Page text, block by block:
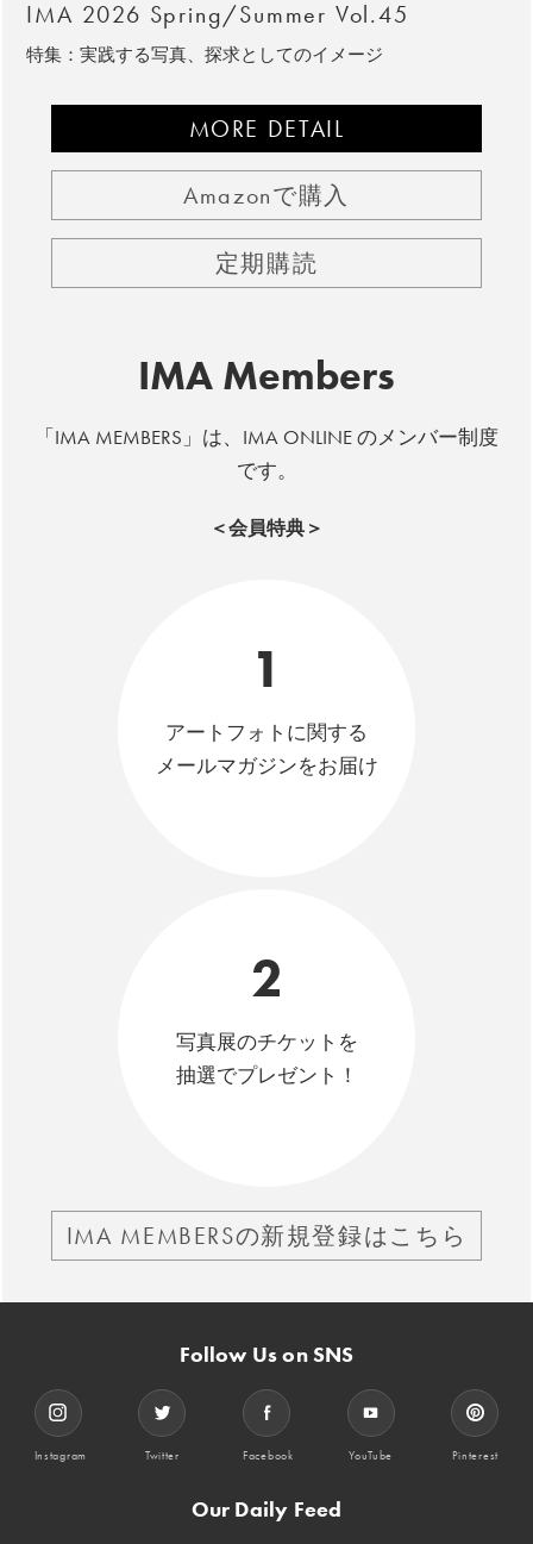
IMA 2026 Spring/Summer Vol.45
特集：実践する写真、探求としてのイメージ
MORE DETAIL
Amazonで購入
定期購読
IMA Members
「IMA MEMBERS」は、IMA ONLINE のメンバー制度
です。
＜会員特典＞
1
アートフォトに関する
メールマガジンをお届け
2
写真展のチケットを
抽選でプレゼント！
IMA MEMBERSの新規登録はこちら
Follow Us on SNS
Instagram Twitter Facebook YouTube Pinterest
Our Daily Feed